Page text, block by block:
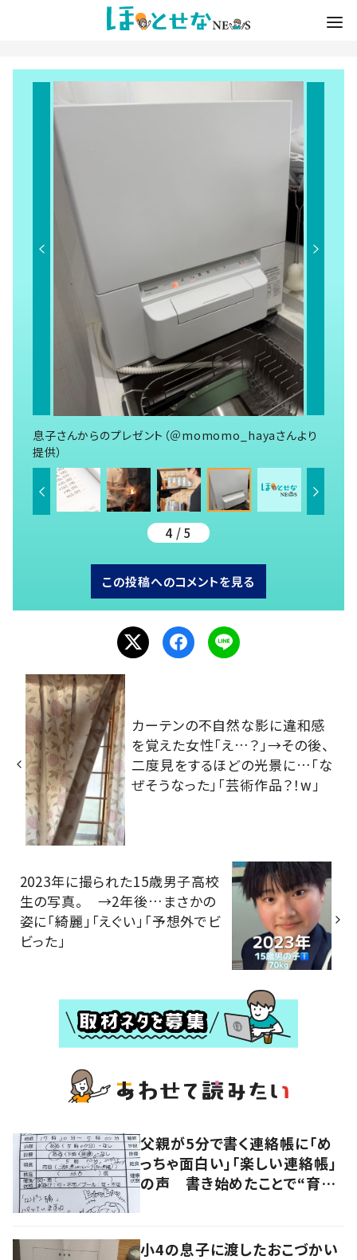
息子さんからのプレゼント（＠momomo_hayaさんより
提供）
4 / 5
この投稿へのコメントを見る
カーテンの不自然な影に違和感
を覚えた女性「え…？」→その後、
二度見をするほどの光景に…「な
ぜそうなった」「芸術作品？！w」
2023年に撮られた15歳男子高校
生の写真。 →2年後…まさかの
姿に「綺麗」「えぐい」「予想外でビ
ビった」
父親が5分で書く連絡帳に「め
っちゃ面白い」「楽しい連絡帳」
の声 書き始めたことで“育児
小4の息子に渡したおこづかい